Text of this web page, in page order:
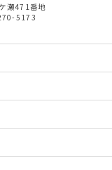
瀬471番地
5173